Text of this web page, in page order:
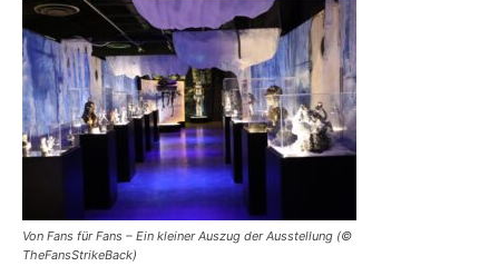
Von Fans für Fans – Ein kleiner Auszug der Ausstellung (©
TheFansStrikeBack)